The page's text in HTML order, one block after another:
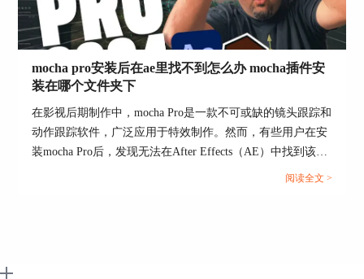
视频的色调、对比度和饱和度，创建电影般的画面
效果。
5. 镜头跟踪和动作跟踪：Sapphire插件中的镜头跟
踪和动作跟踪功能，可以用来跟踪视频中的移动物
体。这些功能在制作复杂的特效和动画时非常有
用，能够提高工作效率。
6. 粒子特效：Sapphire Particle特效可以用来创建烟
雾、火花、爆炸等粒子效果。这些特效可以为视频
增加动态元素，提升画面的生动性和趣味性。
mocha pro安装后在ae里找不到怎么办 mocha插件安
装在哪个文件夹下
在影视后期制作中，mocha Pro是一款不可或缺的镜头跟踪和
动作跟踪软件，广泛应用于特效制作。然而，有些用户在安
装mocha Pro后，发现无法在After Effects（AE）中找到该插
件，这给他们的工作带来了困扰。本文将详细讨论mocha pro
阅读全文 >